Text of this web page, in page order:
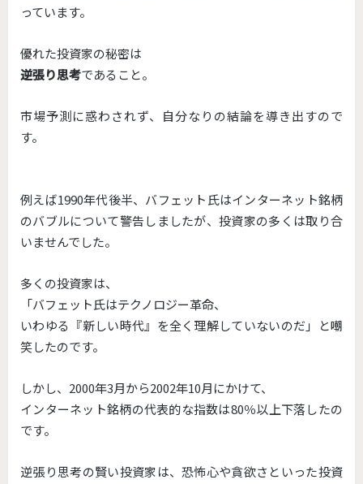
っています。
優れた投資家の秘密は
逆張り思考であること。
市場予測に惑わされず、自分なりの結論を導き出すので
す。
例えば1990年代後半、バフェット氏はインターネット銘柄
のバブルについて警告しましたが、投資家の多くは取り合
いませんでした。
多くの投資家は、
「バフェット氏はテクノロジー革命、
いわゆる『新しい時代』を全く理解していないのだ」と嘲
笑したのです。
しかし、2000年3月から2002年10月にかけて、
インターネット銘柄の代表的な指数は80％以上下落したの
です。
逆張り思考の賢い投資家は、恐怖心や貪欲さといった投資